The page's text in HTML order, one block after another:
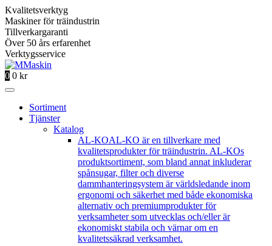
Kvalitetsverktyg
Maskiner för träindustrin
Tillverkargaranti
Över 50 års erfarenhet
Verktygsservice
0 0 kr
Sortiment
Tjänster
Katalog
AL-KOAL-KO är en tillverkare med
kvalitetsprodukter för träindustrin. AL-KOs
produktsortiment, som bland annat inkluderar
spånsugar, filter och diverse
dammhanteringsystem är världsledande inom
ergonomi och säkerhet med både ekonomiska
alternativ och premiumprodukter för
verksamheter som utvecklas och/eller är
ekonomiskt stabila och värnar om en
kvalitetssäkrad verksamhet.